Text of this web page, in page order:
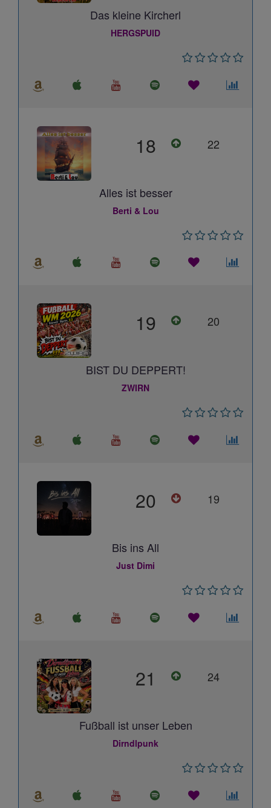
Das kleine Kircherl
HERGSPUID
18 22
Alles ist besser
Berti & Lou
19 20
BIST DU DEPPERT!
ZWIRN
20 19
Bis ins All
Just Dimi
21 24
Fußball ist unser Leben
Dirndlpunk